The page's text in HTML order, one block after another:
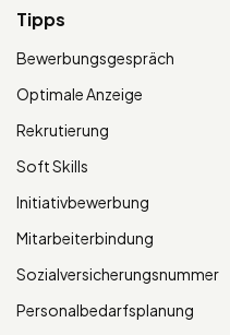
Tipps
Bewerbungsgespräch
Optimale Anzeige
Rekrutierung
Soft Skills
Initiativbewerbung
Mitarbeiterbindung
Sozialversicherungsnummer
Personalbedarfsplanung